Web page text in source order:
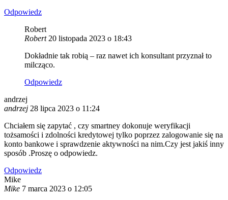
Odpowiedz
Robert
Robert 20 listopada 2023 o 18:43
Dokładnie tak robią – raz nawet ich konsultant przyznał to
milcząco.
Odpowiedz
andrzej
andrzej 28 lipca 2023 o 11:24
Chciałem się zapytać , czy smartney dokonuje weryfikacji
tożsamości i zdolności kredytowej tylko poprzez zalogowanie się na
konto bankowe i sprawdzenie aktywności na nim.Czy jest jakiś inny
sposób .Proszę o odpowiedz.
Odpowiedz
Mike
Mike 7 marca 2023 o 12:05